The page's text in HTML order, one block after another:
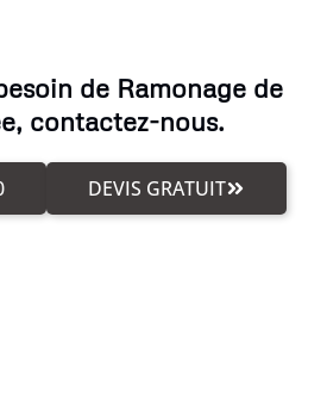
de Ramonage de
contactez-nous.
DEVIS GRATUIT